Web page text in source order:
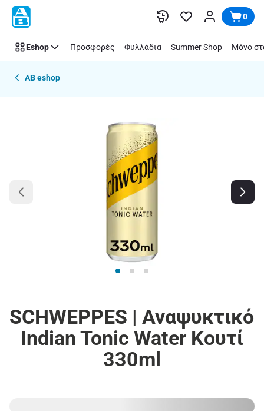
Παράλειψη 0
Eshop Προσφορές Φυλλάδια Summer Shop Μόνο
AB eshop
SCHWEPPES | Αναψυκτικό
Indian Tonic Water Κουτί
330ml